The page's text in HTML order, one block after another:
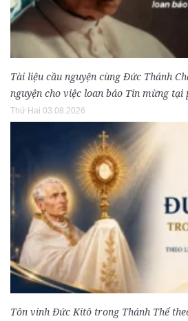
Tài liệu cầu nguyện cùng Đức Thánh
nguyện cho việc loan báo Tin mừng tại
Thứ Hai 03.08.2026
Tôn vinh Đức Kitô trong Thánh Thể